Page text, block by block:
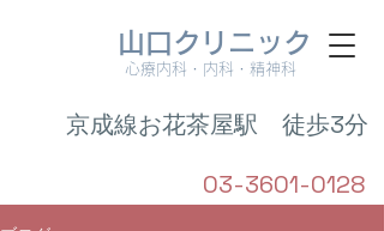
山口クリニック
京成線お花茶屋駅 徒歩3分
03-3601-0128
心療内科・内科・精神科